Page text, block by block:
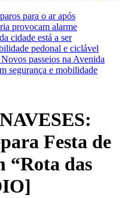
para o ar após
provocam alarme
cidade está a ser
pedonal e ciclável
passeios na Avenida
segurança e mobilidade
Festa de
“Rota das